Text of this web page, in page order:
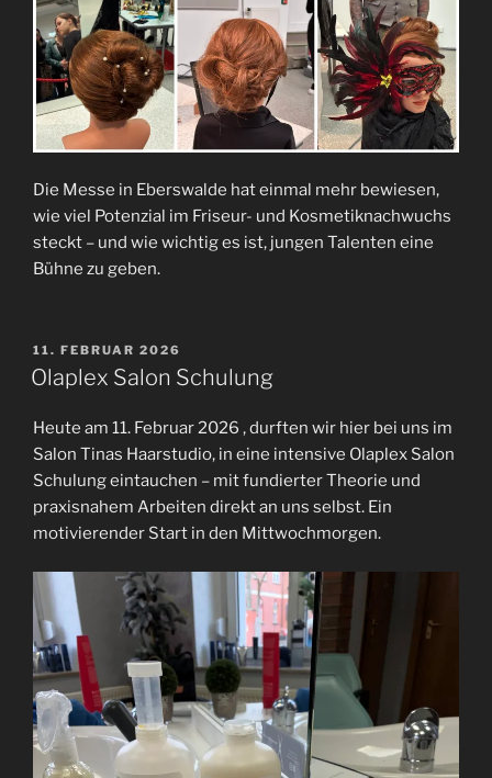
Die Messe in Eberswalde hat einmal mehr bewiesen,
wie viel Potenzial im Friseur- und Kosmetiknachwuchs
steckt – und wie wichtig es ist, jungen Talenten eine
Bühne zu geben.
VERÖFFENTLICHT
AM
11. FEBRUAR 2026
Olaplex Salon Schulung
Heute am 11. Februar 2026 , durften wir hier bei uns im
Salon Tinas Haarstudio, in eine intensive Olaplex Salon
Schulung eintauchen – mit fundierter Theorie und
praxisnahem Arbeiten direkt an uns selbst. Ein
motivierender Start in den Mittwochmorgen.